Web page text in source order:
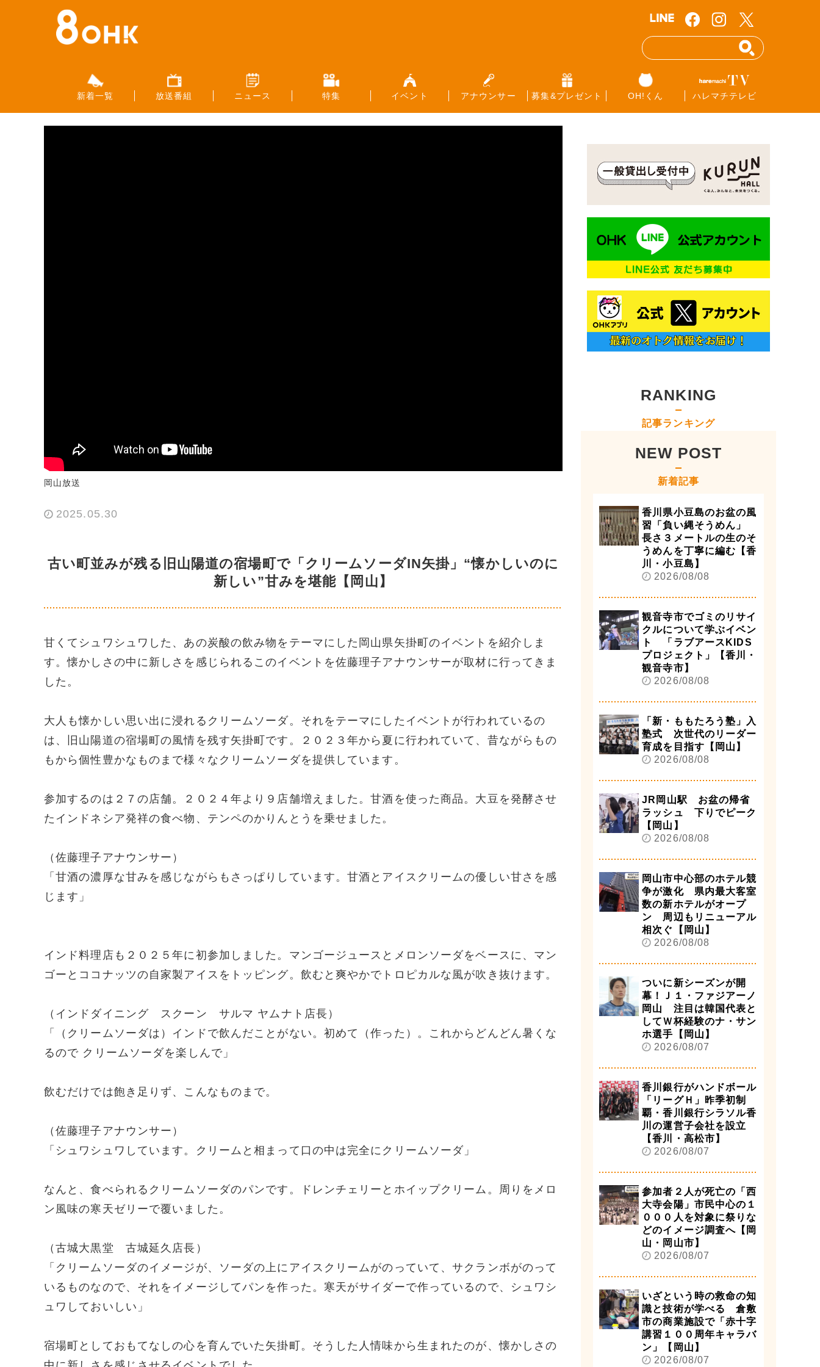
新着一覧 放送番組 ニュース 特集 イベント アナウンサー 募集&プレゼント OH!くん ハレマチテレビ
岡山放送
2025.05.30
古い町並みが残る旧山陽道の宿場町で「クリームソーダIN矢掛」“懐かしいのに
新しい”甘みを堪能【岡山】
甘くてシュワシュワした、あの炭酸の飲み物をテーマにした岡山県矢掛町のイベントを紹介しま
す。懐かしさの中に新しさを感じられるこのイベントを佐藤理子アナウンサーが取材に行ってきま
した。
大人も懐かしい思い出に浸れるクリームソーダ。それをテーマにしたイベントが行われているの
は、旧山陽道の宿場町の風情を残す矢掛町です。２０２３年から夏に行われていて、昔ながらもの
もから個性豊かなものまで様々なクリームソーダを提供しています。
参加するのは２７の店舗。２０２４年より９店舗増えました。甘酒を使った商品。大豆を発酵させ
たインドネシア発祥の食べ物、テンペのかりんとうを乗せました。
（佐藤理子アナウンサー）
「甘酒の濃厚な甘みを感じながらもさっぱりしています。甘酒とアイスクリームの優しい甘さを感
じます」
インド料理店も２０２５年に初参加しました。マンゴージュースとメロンソーダをベースに、マン
ゴーとココナッツの自家製アイスをトッピング。飲むと爽やかでトロピカルな風が吹き抜けます。
（インドダイニング スクーン サルマ ヤムナト店長）
「（クリームソーダは）インドで飲んだことがない。初めて（作った）。これからどんどん暑くな
るので クリームソーダを楽しんで」
飲むだけでは飽き足りず、こんなものまで。
（佐藤理子アナウンサー）
「シュワシュワしています。クリームと相まって口の中は完全にクリームソーダ」
なんと、食べられるクリームソーダのパンです。ドレンチェリーとホイップクリーム。周りをメロ
ン風味の寒天ゼリーで覆いました。
（古城大黒堂 古城延久店長）
「クリームソーダのイメージが、ソーダの上にアイスクリームがのっていて、サクランボがのって
いるものなので、それをイメージしてパンを作った。寒天がサイダーで作っているので、シュワシ
ュワしておいしい」
宿場町としておもてなしの心を育んでいた矢掛町。そうした人情味から生まれたのが、懐かしさの
RANKING
記事ランキング
NEW POST
新着記事
香川県小豆島のお盆の風
習「負い縄そうめん」
長さ３メートルの生のそ
うめんを丁寧に編む【香
川・小豆島】
2026/08/08
観音寺市でゴミのリサイ
クルについて学ぶイベン
ト 「ラブアースKIDS
プロジェクト」【香川・
観音寺市】
2026/08/08
「新・ももたろう塾」入
塾式 次世代のリーダー
育成を目指す【岡山】
2026/08/08
JR岡山駅 お盆の帰省
ラッシュ 下りでピーク
【岡山】
2026/08/08
岡山市中心部のホテル競
争が激化 県内最大客室
数の新ホテルがオープ
ン 周辺もリニューアル
相次ぐ【岡山】
2026/08/08
ついに新シーズンが開
幕！Ｊ１・ファジアーノ
岡山 注目は韓国代表と
してＷ杯経験のナ・サン
ホ選手【岡山】
2026/08/07
香川銀行がハンドボール
「リーグＨ」昨季初制
覇・香川銀行シラソル香
川の運営子会社を設立
【香川・高松市】
2026/08/07
参加者２人が死亡の「西
大寺会陽」市民中心の１
０００人を対象に祭りな
どのイメージ調査へ【岡
山・岡山市】
2026/08/07
いざという時の救命の知
識と技術が学べる 倉敷
市の商業施設で「赤十字
講習１００周年キャラバ
ン」【岡山】
2026/08/07